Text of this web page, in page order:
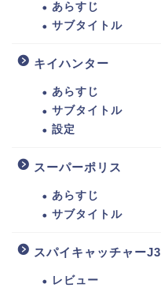
あらすじ
サブタイトル
キイハンター
あらすじ
サブタイトル
設定
スーパーポリス
あらすじ
サブタイトル
スパイキャッチャーJ3
レビュー